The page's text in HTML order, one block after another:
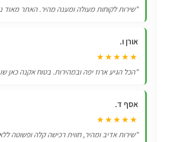
"שירות לקוחות מעולה ומענה מהיר. האתר מאוד
אורן ו.
★★★★★
"הכל הגיע ארוז יפה ובמהירות. בטוח אקנה כאן
אסף ד.
★★★★★
"שירות אדיב ומהיר, חווית רכישה קלה ופשוטה